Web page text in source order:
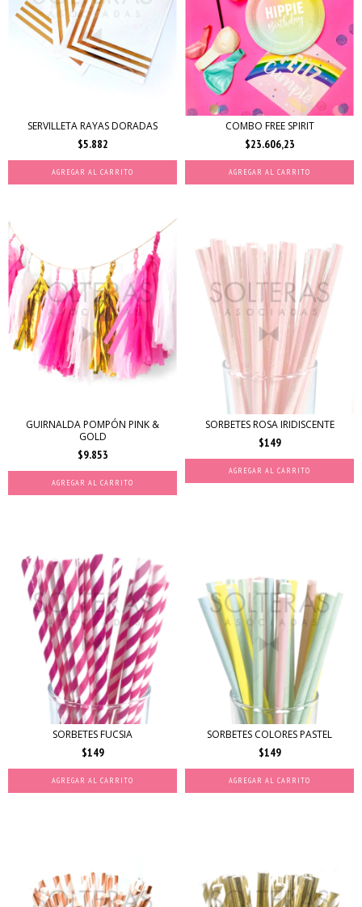
SERVILLETA RAYAS DORADAS
$5.882
COMBO FREE SPIRIT
$23.606,23
AGREGAR AL CARRITO
GUIRNALDA POMPÓN PINK &
GOLD
$9.853
SORBETES ROSA IRIDISCENTE
$149
AGREGAR AL CARRITO
SORBETES FUCSIA
$149
AGREGAR AL CARRITO
SORBETES COLORES PASTEL
$149
AGREGAR AL CARRITO